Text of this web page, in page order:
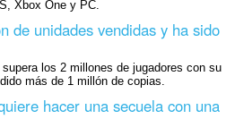
Xbox One y PC.
de unidades vendidas y ha sido
los 2 millones de jugadores con su
más de 1 millón de copias.
hacer una secuela con una